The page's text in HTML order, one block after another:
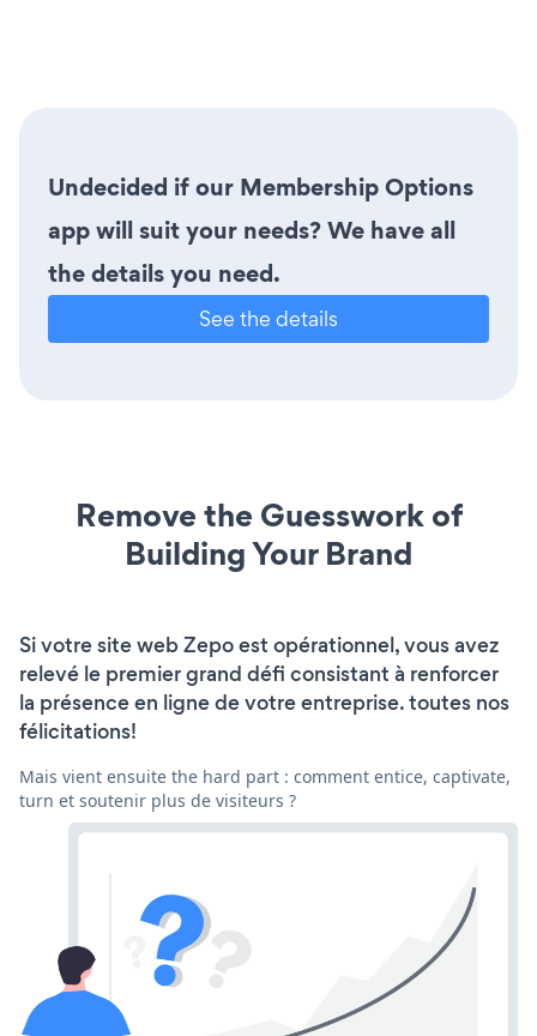
Undecided if our Membership Options
app will suit your needs? We have all
the details you need.
See the details
Remove the Guesswork of
Building Your Brand
Si votre site web Zepo est opérationnel, vous avez
relevé le premier grand défi consistant à renforcer
la présence en ligne de votre entreprise. toutes nos
félicitations!
Mais vient ensuite the hard part : comment entice, captivate,
turn et soutenir plus de visiteurs ?